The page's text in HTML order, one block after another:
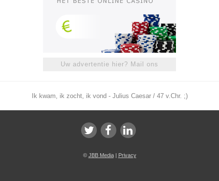
Uw advertentie hier? Mail ons
Ik kwam, ik zocht, ik vond - Julius Caesar / 47 v.Chr. ;)
© JBB Media| Privacy